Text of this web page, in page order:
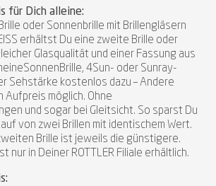
für Dich alleine:
oder Sonnenbrille mit Brillengläsern
erhältst Du eine zweite Brille oder
Glasqualität und einer Fassung aus
4Sun- oder Sunray-
Sehstärke kostenlos dazu – Andere
Aufpreis möglich. Ohne
und sogar bei Gleitsicht. So sparst Du
von zwei Brillen mit identischem Wert.
Brille ist jeweils die günstigere.
nur in Deiner ROTTLER Filiale erhältlich.